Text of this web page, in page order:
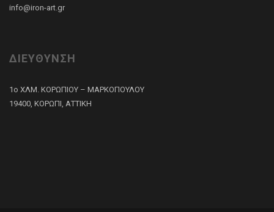
info@iron-art.gr
ΔΙΕΥΘΥΝΣΗ
1ο ΧΛΜ. ΚΟΡΩΠΙΟΥ – ΜΑΡΚΟΠΟΥΛΟΥ
19400, ΚΟΡΩΠΙ, ΑΤΤΙΚΗ